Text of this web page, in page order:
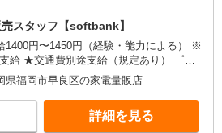
スタッフ【softbank】
1400円〜1450円（経験・能力による） ※
給 ★交通費別途支給（規定あり） ゜
○。・゜+゜・。○。・゜+゜ 入社祝い金10
を紹介頂くと, インセンテ
2回払い・週払い可能（規程
・。○。・゜+゜・。○。・゜+゜
県福岡市早良区の家電量販店
詳細を見る